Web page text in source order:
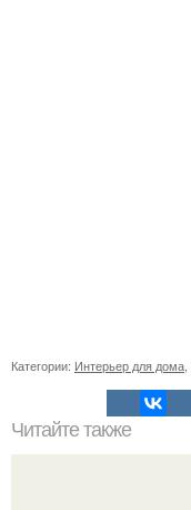
Категории: Интерьер для дома
Читайте также